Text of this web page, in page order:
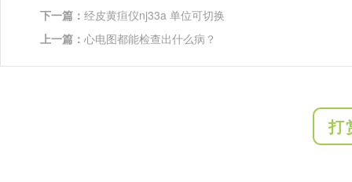
下一篇： 经皮黄疸仪nj33a 单位可切换
上一篇： 心电图都能检查出什么病？
打